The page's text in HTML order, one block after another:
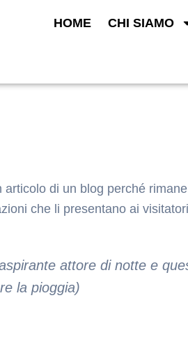
HOME CHI SIAMO
di un blog perché
che li presentano ai
attore di notte e
la pioggia)